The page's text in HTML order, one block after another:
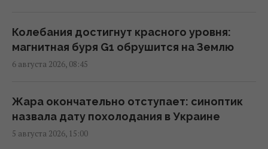
Запад проигнорировал просьбу Киева о
срочных поставках зенитных ракет, – NYT
18:56 четверг, 06 августа 2026
В Польше анонсировали планы массовой
депортации украинцев, – СМИ
18:17 четверг, 06 августа 2026
Колебания достигнут красного уровня:
магнитная буря G1 обрушится на Землю
6 августа 2026, 08:45
Жара окончательно отступает: синоптик
назвала дату похолодания в Украине
5 августа 2026, 15:00